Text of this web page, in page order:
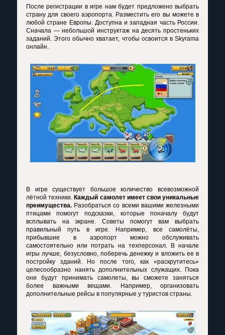
После регистрации в игре нам будет предложено выбрать
страну для своего аэропорта. Разместить его вы можете в
любой стране Европы. Доступна и западная часть России.
Сначала — небольшой инструктаж на десять простеньких
заданий. Этого обычно хватает, чтобы освоится в Skyrama
онлайн.
В игре существует большое количество всевозможной
лётной техники. Каждый самолет имеет свои уникальные
преимущества. Разобраться со всеми вашими железными
птицами помогут подсказки, которые поначалу будут
всплывать на экране. Советы помогут вам выбрать
правильный путь в игре. Например, все самолёты,
прибывшие в аэропорт можно обслуживать
самостоятельно или потрать на техперсонал. В начале
игры лучше, безусловно, поберечь денежку и вложить ее в
постройку зданий. Но после того, как «раскрутитесь»
целесообразно нанять дополнительных служащих. Пока
они будут принимать самолеты, вы сможете заняться
более важными вещами. Например, организовать
дополнительные рейсы в популярные у туристов страны.